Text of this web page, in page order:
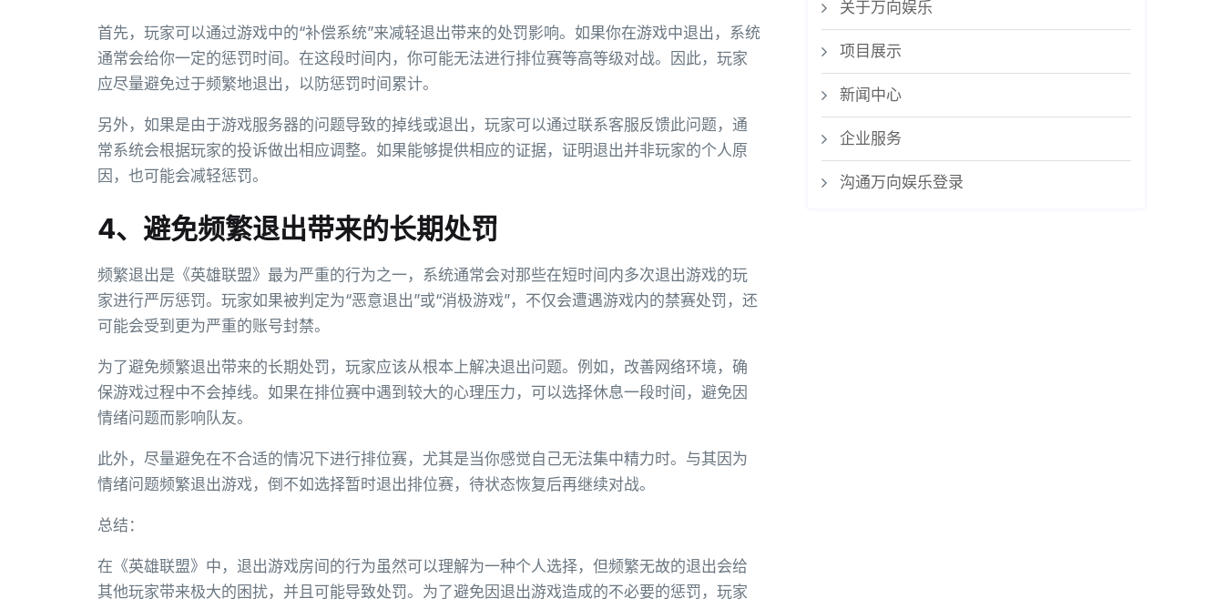
首先，玩家可以通过游戏中的“补偿系统”来减轻退出带来的处罚影响。如果你在游戏中退出，系统
通常会给你一定的惩罚时间。在这段时间内，你可能无法进行排位赛等高等级对战。因此，玩家
应尽量避免过于频繁地退出，以防惩罚时间累计。
另外，如果是由于游戏服务器的问题导致的掉线或退出，玩家可以通过联系客服反馈此问题，通
常系统会根据玩家的投诉做出相应调整。如果能够提供相应的证据，证明退出并非玩家的个人原
因，也可能会减轻惩罚。
4、避免频繁退出带来的长期处罚
频繁退出是《英雄联盟》最为严重的行为之一，系统通常会对那些在短时间内多次退出游戏的玩
家进行严厉惩罚。玩家如果被判定为“恶意退出”或“消极游戏”，不仅会遭遇游戏内的禁赛处罚，还
可能会受到更为严重的账号封禁。
为了避免频繁退出带来的长期处罚，玩家应该从根本上解决退出问题。例如，改善网络环境，确
保游戏过程中不会掉线。如果在排位赛中遇到较大的心理压力，可以选择休息一段时间，避免因
情绪问题而影响队友。
此外，尽量避免在不合适的情况下进行排位赛，尤其是当你感觉自己无法集中精力时。与其因为
情绪问题频繁退出游戏，倒不如选择暂时退出排位赛，待状态恢复后再继续对战。
总结：
在《英雄联盟》中，退出游戏房间的行为虽然可以理解为一种个人选择，但频繁无故的退出会给
其他玩家带来极大的困扰，并且可能导致处罚。为了避免因退出游戏造成的不必要的惩罚，玩家
关于万向娱乐
项目展示
新闻中心
企业服务
沟通万向娱乐登录